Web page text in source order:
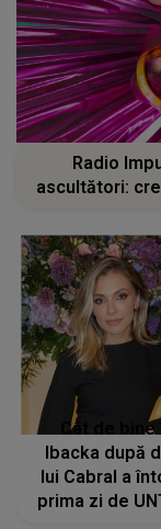
Radio
ascultători:
Cât de
Ibacka după
lui Cabral a
prima zi de